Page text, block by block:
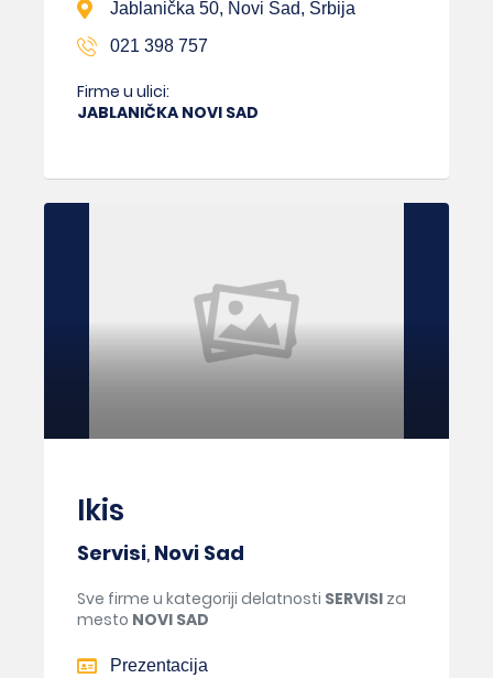
Jablanička 50, Novi Sad, Srbija
021 398 757
Firme u ulici:
JABLANIČKA NOVI SAD
Ikis
Servisi, Novi Sad
Sve firme u kategoriji delatnosti SERVISI za
mesto NOVI SAD
Prezentacija